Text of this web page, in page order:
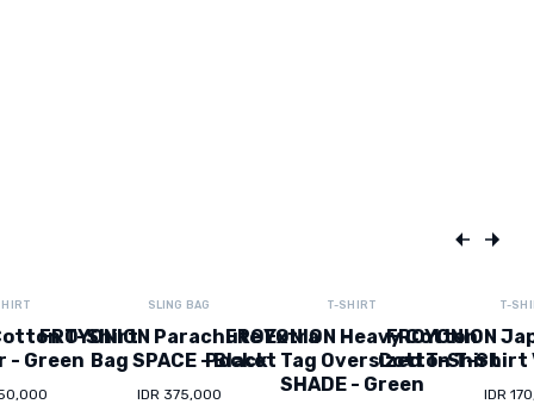
T-Shirt
- Green
SLING BAG
FROYONION Parachute Extra
Bag SPACE - Black
IDR 375,000
T-SHIRT
FROYONION Heavy Cotton
Pocket Tag Oversized T-Shirt
SHADE - Green
T-
FROYONION
Cotton T-Shirt
IDR